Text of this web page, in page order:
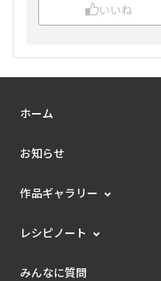
いいね
ホーム
お知らせ
作品ギャラリー
レシピノート
みんなに質問